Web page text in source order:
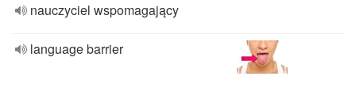
nauczyciel wspomagający
language barrier